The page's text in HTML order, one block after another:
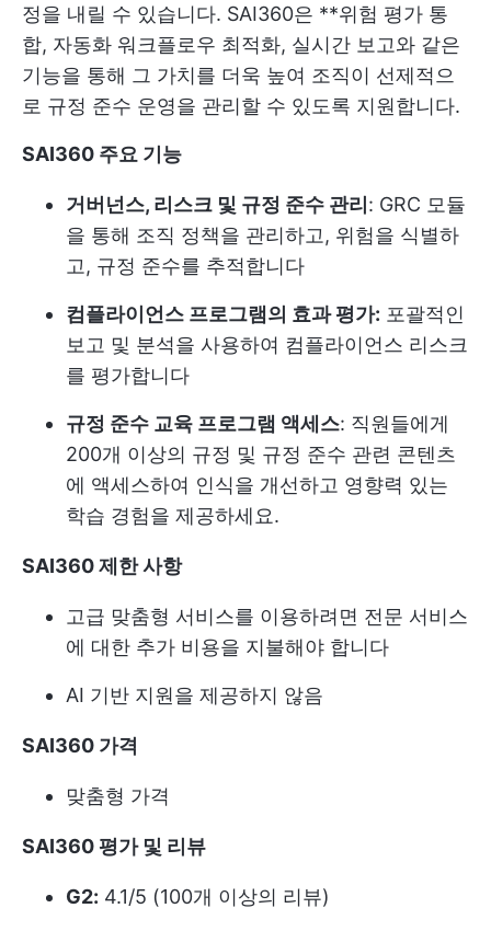
정을 내릴 수 있습니다. SAI360은 **위험 평가 통
합, 자동화 워크플로우 최적화, 실시간 보고와 같은
기능을 통해 그 가치를 더욱 높여 조직이 선제적으
로 규정 준수 운영을 관리할 수 있도록 지원합니다.
SAI360 주요 기능
거버넌스, 리스크 및 규정 준수 관리: GRC 모듈
을 통해 조직 정책을 관리하고, 위험을 식별하
고, 규정 준수를 추적합니다
컴플라이언스 프로그램의 효과 평가: 포괄적인
보고 및 분석을 사용하여 컴플라이언스 리스크
를 평가합니다
규정 준수 교육 프로그램 액세스: 직원들에게
200개 이상의 규정 및 규정 준수 관련 콘텐츠
에 액세스하여 인식을 개선하고 영향력 있는
학습 경험을 제공하세요.
SAI360 제한 사항
고급 맞춤형 서비스를 이용하려면 전문 서비스
에 대한 추가 비용을 지불해야 합니다
AI 기반 지원을 제공하지 않음
SAI360 가격
맞춤형 가격
SAI360 평가 및 리뷰
G2: 4.1/5 (100개 이상의 리뷰)